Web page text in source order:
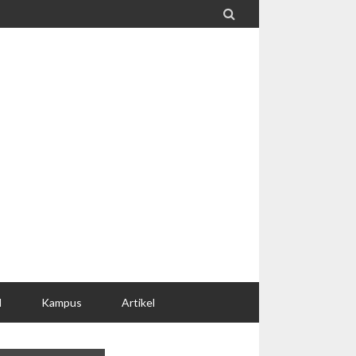

Kampus Artikel